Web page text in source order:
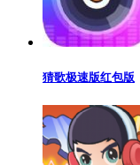
猜歌极速版红包版